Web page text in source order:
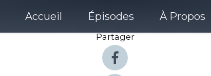
Accueil Épisodes À Propos
Partager